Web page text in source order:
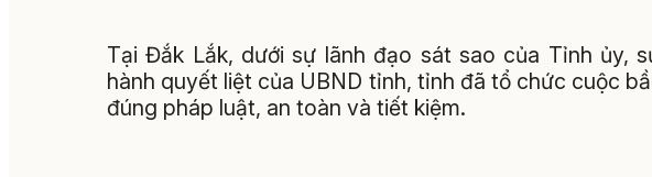
Tại Đắk Lắk, dưới sự lãnh đạo sát sao của Tỉnh ủy,
hành quyết liệt của UBND tỉnh, tỉnh đã tổ chức cuộc
đúng pháp luật, an toàn và tiết kiệm.